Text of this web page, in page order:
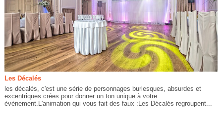
Les Décalés
les décalés, c'est une série de personnages burlesques, absurdes et
excentriques crées pour donner un ton unique à votre
événement.L'animation qui vous fait des faux :Les Décalés regroupent...